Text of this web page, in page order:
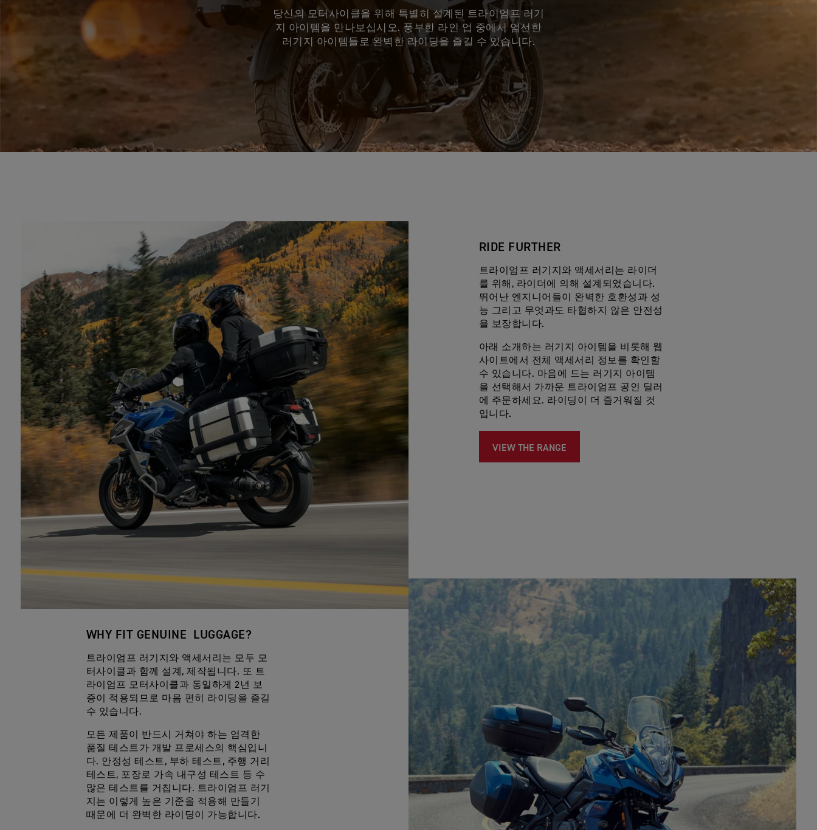
당신의 모터사이클을 위해 특별히 설계된 트라이엄프 러기
지 아이템을 만나보십시오. 풍부한 라인 업 중에서 엄선한
러기지 아이템들로 완벽한 라이딩을 즐길 수 있습니다.
RIDE FURTHER
트라이엄프 러기지와 액세서리는 라이더
를 위해, 라이더에 의해 설계되었습니다.
뛰어난 엔지니어들이 완벽한 호환성과 성
능 그리고 무엇과도 타협하지 않은 안전성
을 보장합니다.
아래 소개하는 러기지 아이템을 비롯해 웹
사이트에서 전체 액세서리 정보를 확인할
수 있습니다. 마음에 드는 러기지 아이템
을 선택해서 가까운 트라이엄프 공인 딜러
에 주문하세요. 라이딩이 더 즐거워질 것
입니다.
VIEW THE RANGE
WHY FIT GENUINE LUGGAGE?
트라이엄프 러기지와 액세서리는 모두 모
터사이클과 함께 설계, 제작됩니다. 또 트
라이엄프 모터사이클과 동일하게 2년 보
증이 적용되므로 마음 편히 라이딩을 즐길
수 있습니다.
모든 제품이 반드시 거쳐야 하는 엄격한
품질 테스트가 개발 프로세스의 핵심입니
다. 안정성 테스트, 부하 테스트, 주행 거리
테스트, 포장로 가속 내구성 테스트 등 수
많은 테스트를 거칩니다. 트라이엄프 러기
지는 이렇게 높은 기준을 적용해 만들기
때문에 더 완벽한 라이딩이 가능합니다.